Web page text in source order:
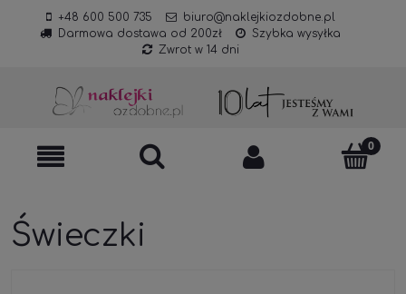
+48 600 500 735
biuro@naklejkiozdobne.pl
Darmowa dostawa od 200zł
Szybka wysyłka
Zwrot w 14 dni
Świeczki